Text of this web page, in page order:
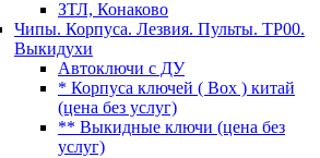
ЗТЛ, Конаково
Чипы. Корпуса. Лезвия. Пульты. TP00.
Выкидухи
Автоключи с ДУ
* Корпуса ключей ( Box ) китай
(цена без услуг)
** Выкидные ключи (цена без
услуг)